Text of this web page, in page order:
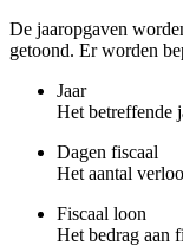
De jaaropgaven
getoond. Er worden
Jaar
Het betreffende
Dagen fiscaal
Het aantal
Fiscaal loon
Het bedrag aan